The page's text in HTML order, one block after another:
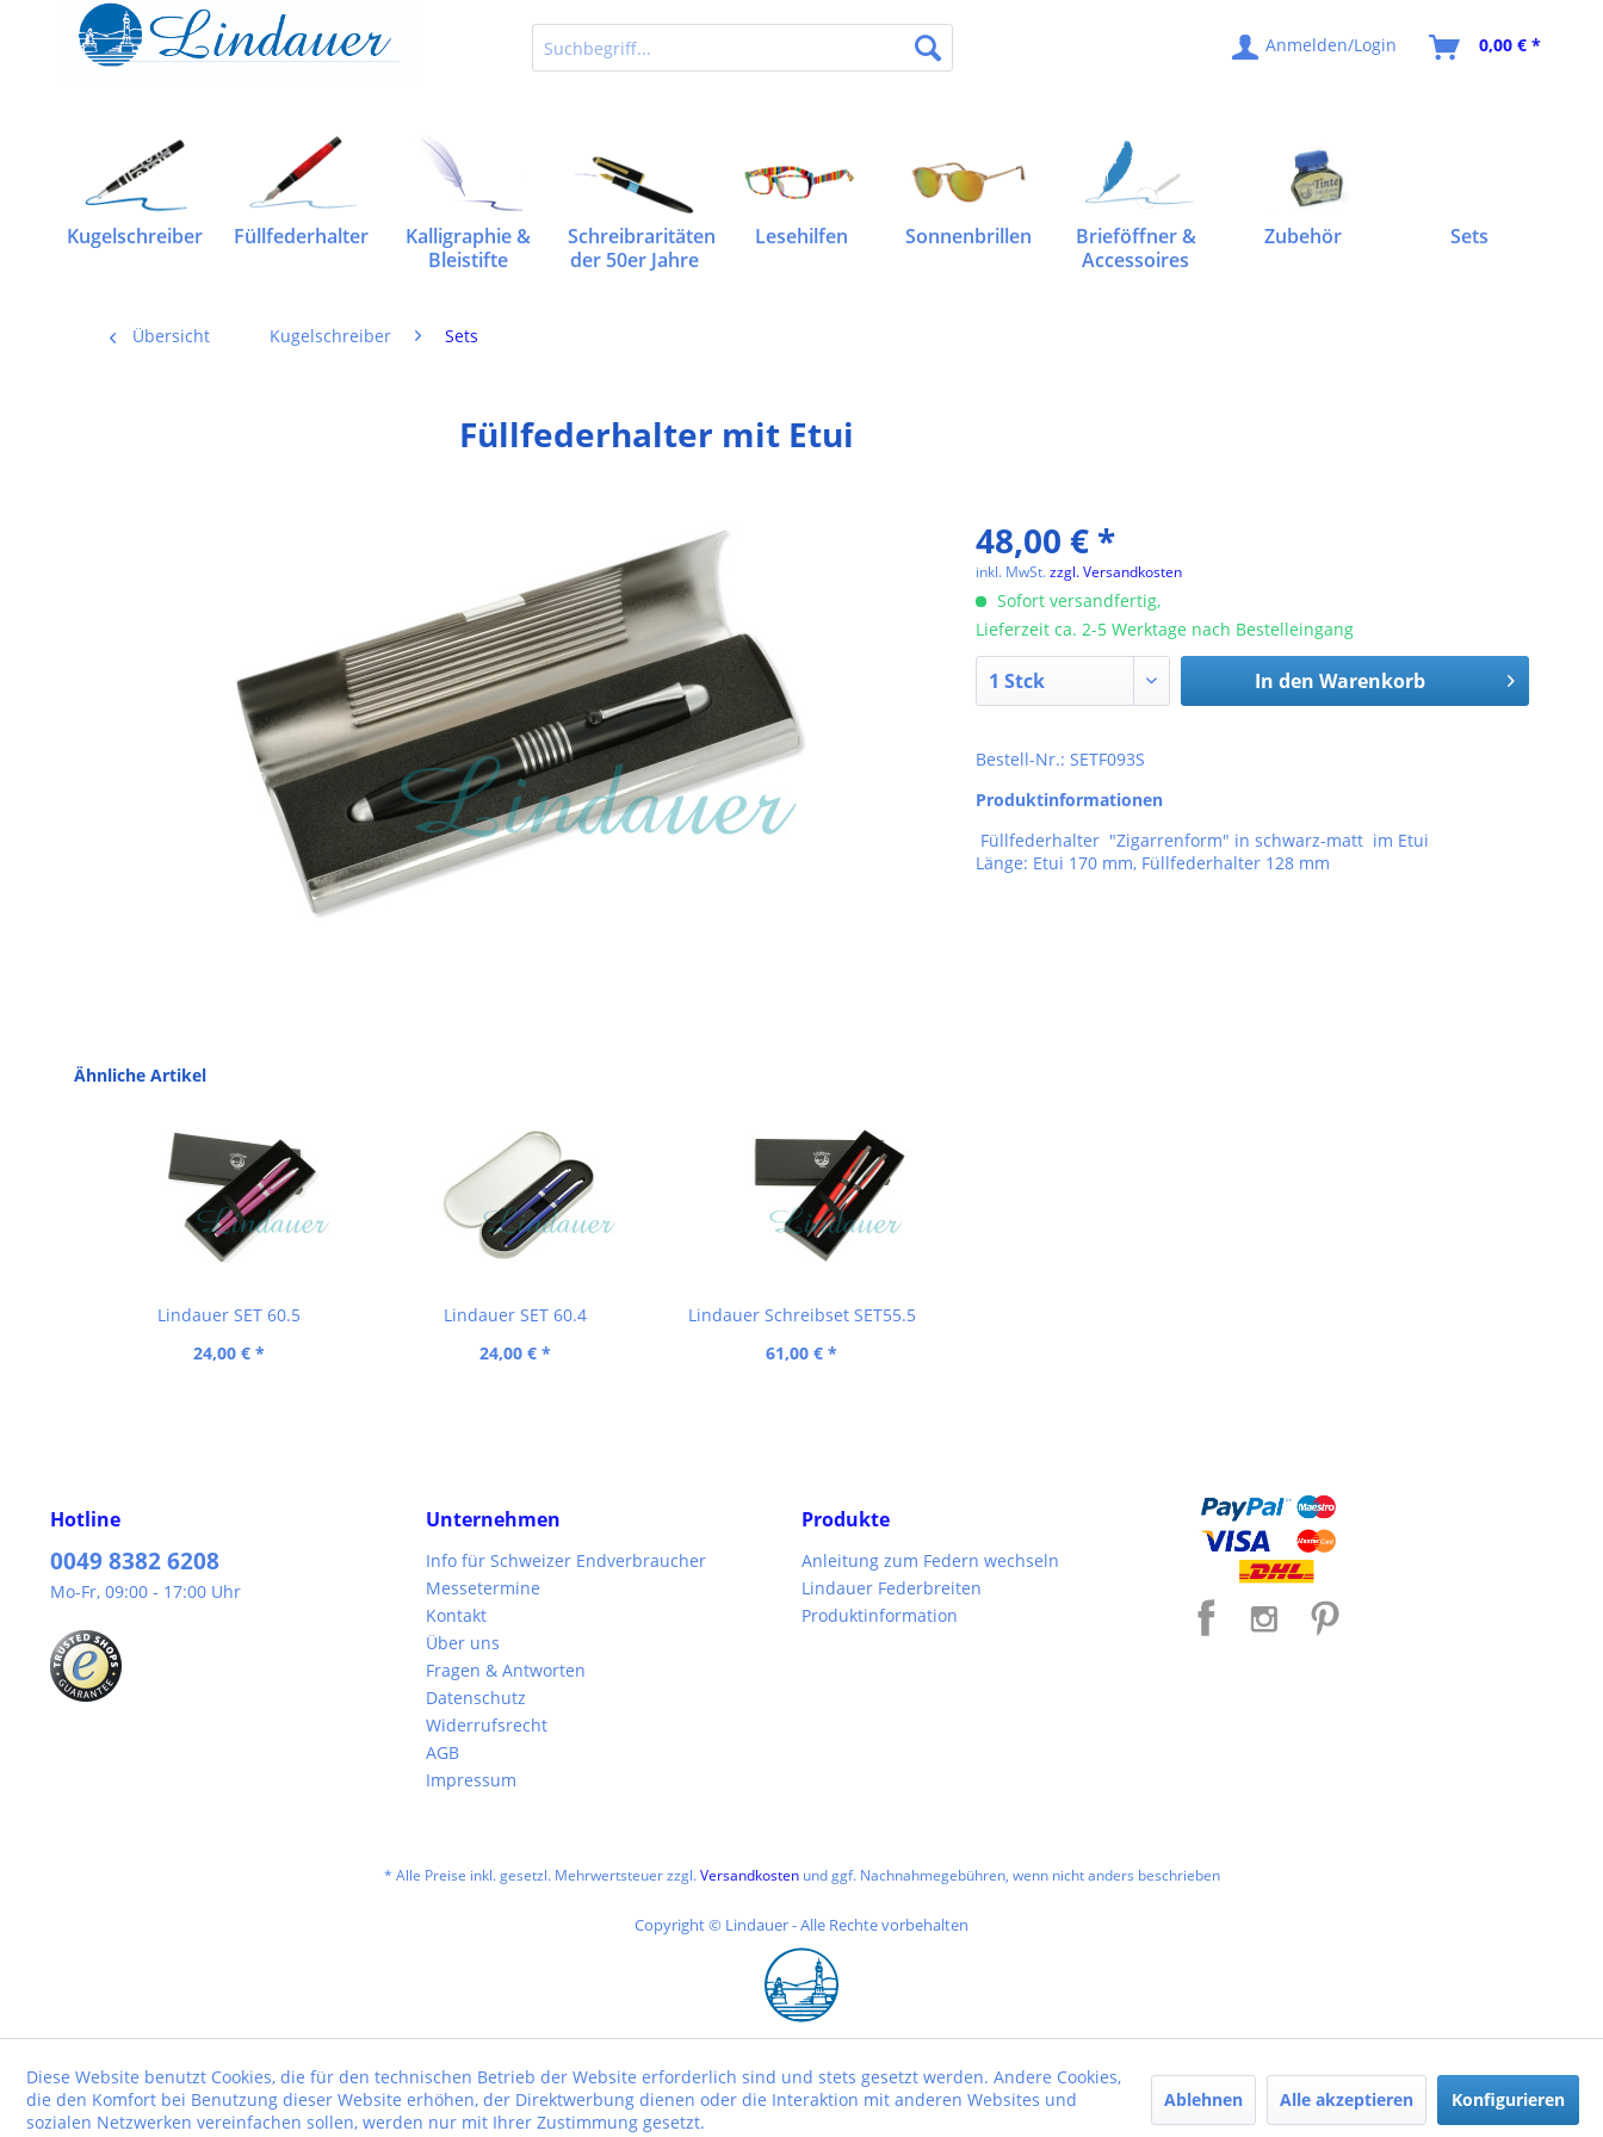
Anmelden/Login 0,00 € *
Kugelschreiber Füllfederhalter
Kalligraphie &
Bleistifte
Schreibraritäten
der 50er Jahre
Lesehilfen Sonnenbrillen
Brieföffner &
Accessoires
Zubehör Sets
Übersicht Kugelschreiber Sets
Füllfederhalter mit Etui
48,00 € *
inkl. MwSt.zzgl. Versandkosten
Sofort versandfertig,
Lieferzeit ca. 2-5 Werktage nach Bestelleingang
In den Warenkorb
Bestell-Nr.: SETF093S
Produktinformationen
Füllfederhalter "Zigarrenform" in schwarz-matt im Etui
Länge: Etui 170 mm, Füllfederhalter 128 mm
Ähnliche Artikel
Lindauer SET 60.5
24,00 € *
Lindauer SET 60.4
24,00 € *
Lindauer Schreibset SET55.5
61,00 € *
Hotline
0049 8382 6208
Mo-Fr, 09:00 - 17:00 Uhr
Unternehmen
Info für Schweizer Endverbraucher
Messetermine
Kontakt
Über uns
Fragen & Antworten
Datenschutz
Widerrufsrecht
AGB
Impressum
Produkte
Anleitung zum Federn wechseln
Lindauer Federbreiten
Produktinformation
* Alle Preise inkl. gesetzl. Mehrwertsteuer zzgl.Versandkostenund ggf. Nachnahmegebühren, wenn nicht anders beschrieben
Copyright © Lindauer - Alle Rechte vorbehalten
Diese Website benutzt Cookies, die für den technischen Betrieb der Website erforderlich sind und stets gesetzt werden. Andere Cookies,
die den Komfort bei Benutzung dieser Website erhöhen, der Direktwerbung dienen oder die Interaktion mit anderen Websites und
sozialen Netzwerken vereinfachen sollen, werden nur mit Ihrer Zustimmung gesetzt.
Ablehnen Alle akzeptieren Konfigurieren